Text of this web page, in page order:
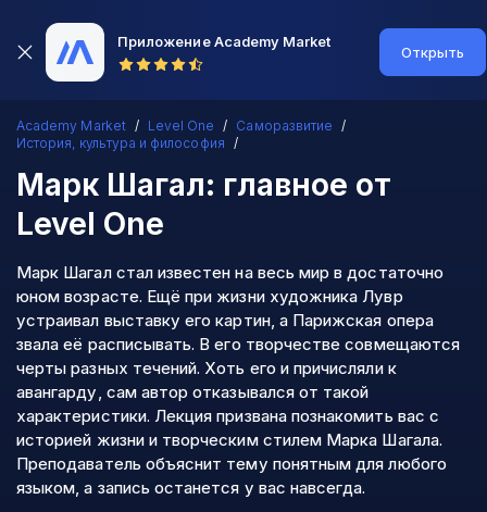
Приложение Academy Market
Открыть
Academy Market Level One
Саморазвитие
История, культура и философия
Марк Шагал: главное от
Level One
Марк Шагал стал известен на весь мир в достаточно
юном возрасте. Ещё при жизни художника Лувр
устраивал выставку его картин, а Парижская опера
звала её расписывать. В его творчестве совмещаются
черты разных течений. Хоть его и причисляли к
авангарду, сам автор отказывался от такой
характеристики. Лекция призвана познакомить вас с
историей жизни и творческим стилем Марка Шагала.
Преподаватель объяснит тему понятным для любого
языком, а запись останется у вас навсегда.